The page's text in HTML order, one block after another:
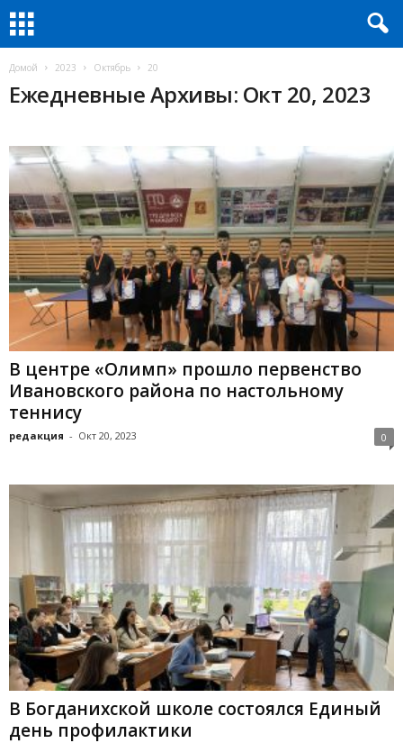
Домой 2023 Октябрь 20
Ежедневные Архивы: Окт 20, 2023
В центре «Олимп» прошло первенство
Ивановского района по настольному
теннису
редакция - Окт 20, 2023 0
В Богданихской школе состоялся Единый
день профилактики